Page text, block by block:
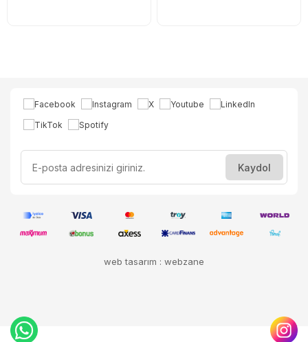
web tasarım : webzane